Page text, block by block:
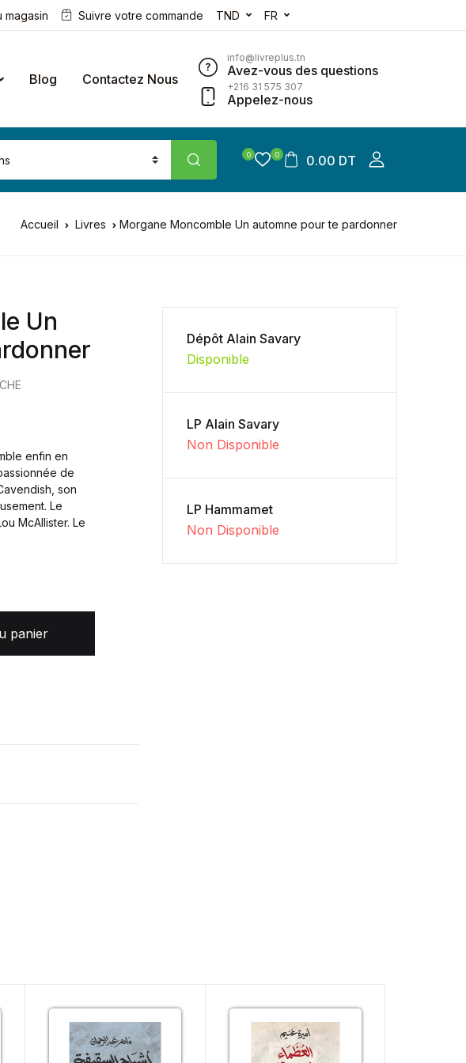
magasin Suivre votre commande TND FR
Blog Contactez Nous
info@livreplus.tn
Avez-vous des questions
+216 31 575 307
Appelez-nous
0 0 0.00 DT
Accueil Livres Morgane Moncomble Un automne pour te pardonner
Un
enfin en
de
son
Le
McAllister. Le
panier
Dépôt Alain Savary
Disponible
LP Alain Savary
Non Disponible
LP Hammamet
Non Disponible